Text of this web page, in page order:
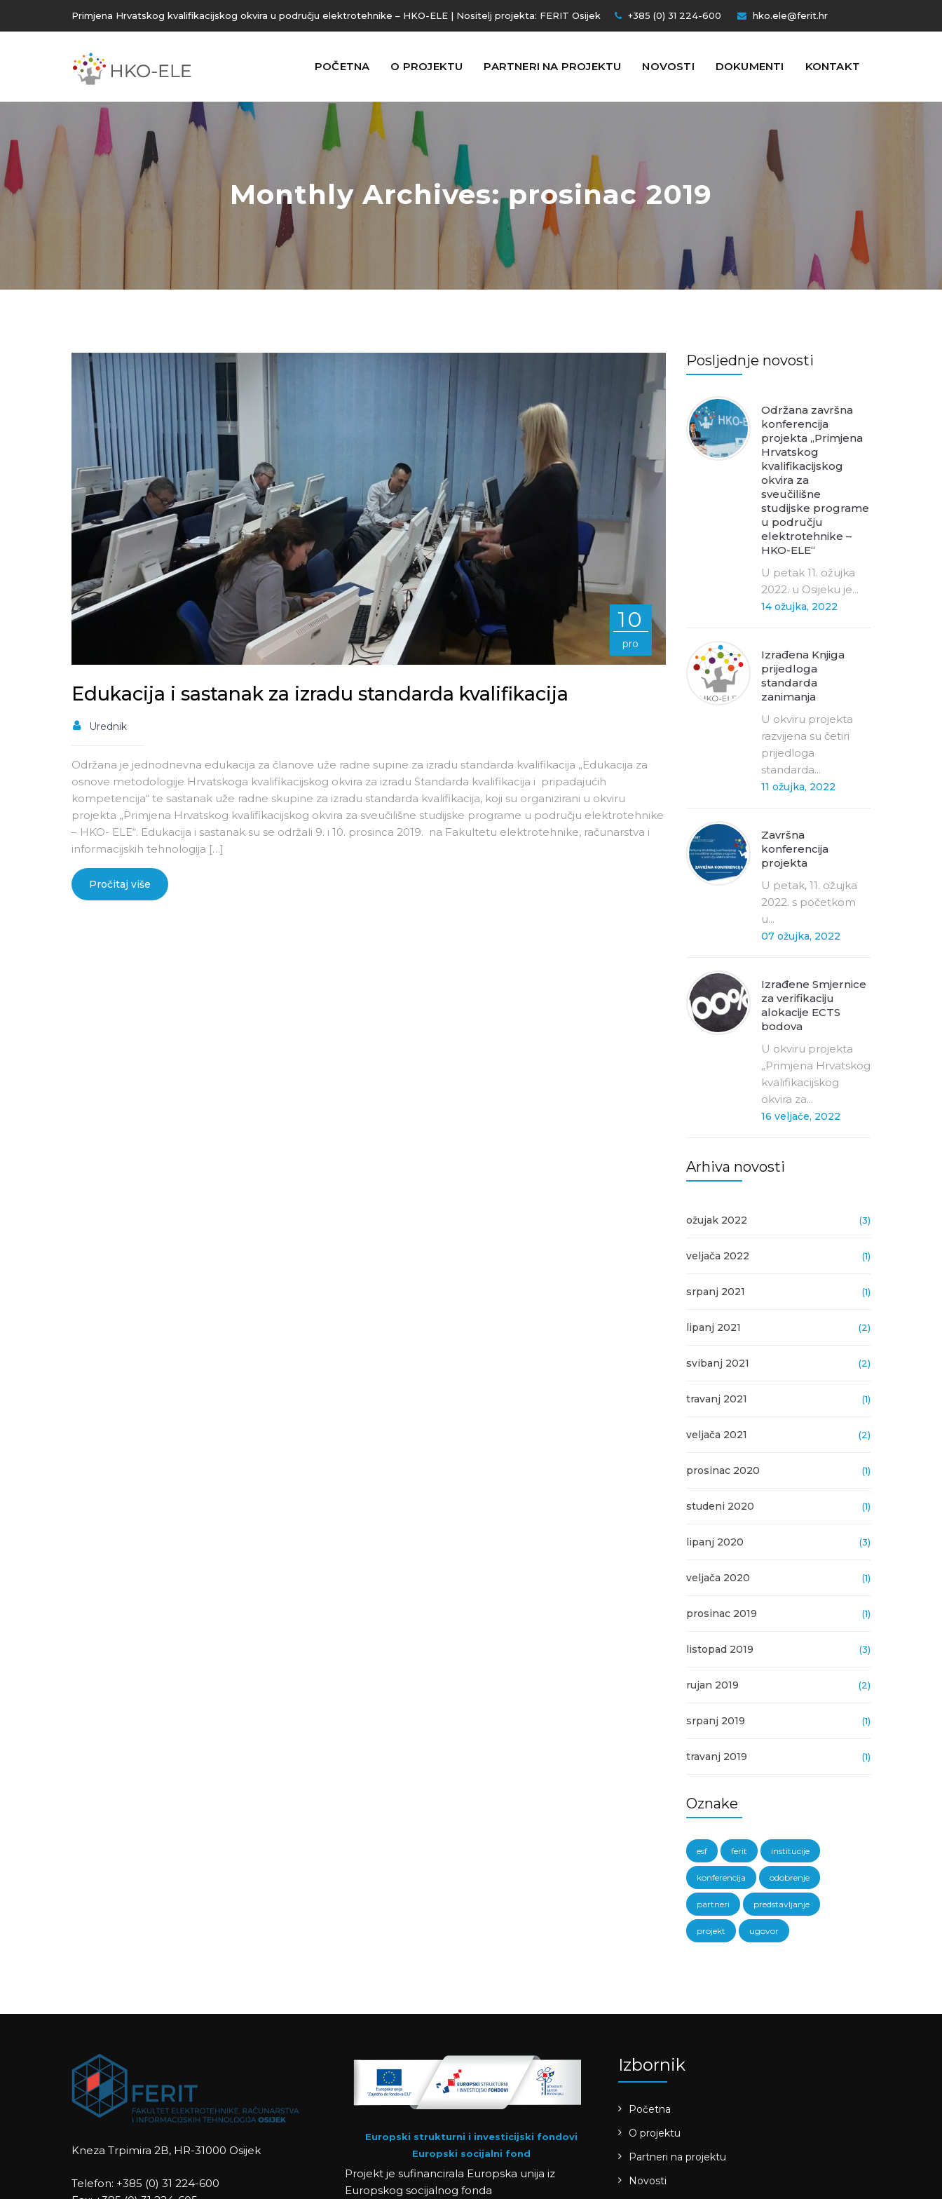
Primjena Hrvatskog kvalifikacijskog okvira u području elektrotehnike – HKO-ELE | Nositelj projekta: FERIT Osijek +385 (0) 31 224-600 hko.ele@ferit.hr
POČETNA O PROJEKTU PARTNERI NA PROJEKTU NOVOSTI DOKUMENTI KONTAKT
Monthly Archives: prosinac 2019
10
pro
Edukacija i sastanak za izradu standarda kvalifikacija
Urednik
Održana je jednodnevna edukacija za članove uže radne supine za izradu standarda kvalifikacija „Edukacija za
osnove metodologije Hrvatskoga kvalifikacijskog okvira za izradu Standarda kvalifikacija i pripadajućih
kompetencija“ te sastanak uže radne skupine za izradu standarda kvalifikacija, koji su organizirani u okviru
projekta „Primjena Hrvatskog kvalifikacijskog okvira za sveučilišne studijske programe u području elektrotehnike
– HKO- ELE“. Edukacija i sastanak su se održali 9. i 10. prosinca 2019. na Fakultetu elektrotehnike, računarstva i
informacijskih tehnologija […]
Pročitaj više
Posljednje novosti
Održana završna
konferencija
projekta „Primjena
Hrvatskog
kvalifikacijskog
okvira za
sveučilišne
studijske programe
u području
elektrotehnike –
HKO-ELE“
U petak 11. ožujka
2022. u Osijeku je...
14 ožujka, 2022
Izrađena Knjiga
prijedloga
standarda
zanimanja
U okviru projekta
razvijena su četiri
prijedloga
standarda...
11 ožujka, 2022
Završna
konferencija
projekta
U petak, 11. ožujka
2022. s početkom
u...
07 ožujka, 2022
Izrađene Smjernice
za verifikaciju
alokacije ECTS
bodova
U okviru projekta
„Primjena Hrvatskog
kvalifikacijskog
okvira za...
16 veljače, 2022
Arhiva novosti
ožujak 2022 (3)
veljača 2022 (1)
srpanj 2021 (1)
lipanj 2021 (2)
svibanj 2021 (2)
travanj 2021 (1)
veljača 2021 (2)
prosinac 2020 (1)
studeni 2020 (1)
lipanj 2020 (3)
veljača 2020 (1)
prosinac 2019 (1)
listopad 2019 (3)
rujan 2019 (2)
srpanj 2019 (1)
travanj 2019 (1)
Oznake
esf ferit institucije
konferencija odobrenje
partneri predstavljanje
projekt ugovor
Kneza Trpimira 2B, HR-31000 Osijek
Telefon: +385 (0) 31 224-600
Europski strukturni i investicijski fondovi
Europski socijalni fond
Projekt je sufinancirala Europska unija iz
Europskog socijalnog fonda
Izbornik
Početna
O projektu
Partneri na projektu
Novosti